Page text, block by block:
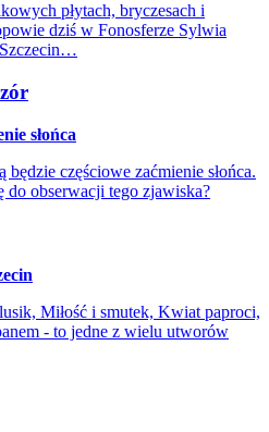
płytach, bryczesach i
dziś w Fonosferze Sylwia
słońca
częściowe zaćmienie słońca.
do obserwacji tego zjawiska?
Miłość i smutek, Kwiat paproci,
- to jedne z wielu utworów